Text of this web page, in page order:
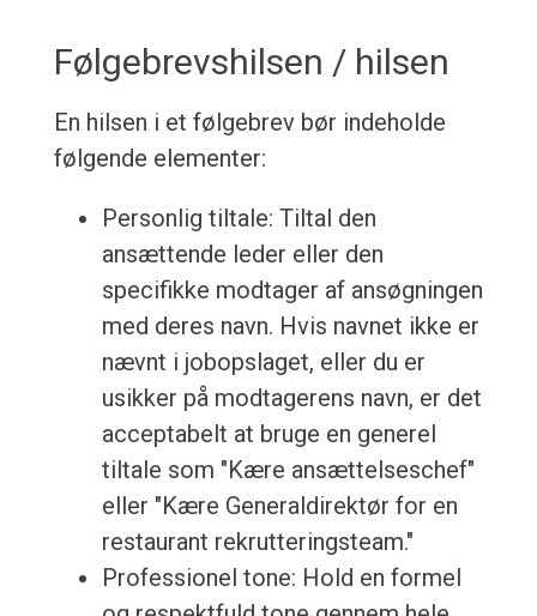
Følgebrevshilsen / hilsen
En hilsen i et følgebrev bør indeholde
følgende elementer:
Personlig tiltale: Tiltal den
ansættende leder eller den
specifikke modtager af ansøgningen
med deres navn. Hvis navnet ikke er
nævnt i jobopslaget, eller du er
usikker på modtagerens navn, er det
acceptabelt at bruge en generel
tiltale som "Kære ansættelseschef"
eller "Kære Generaldirektør for en
restaurant rekrutteringsteam."
Professionel tone: Hold en formel